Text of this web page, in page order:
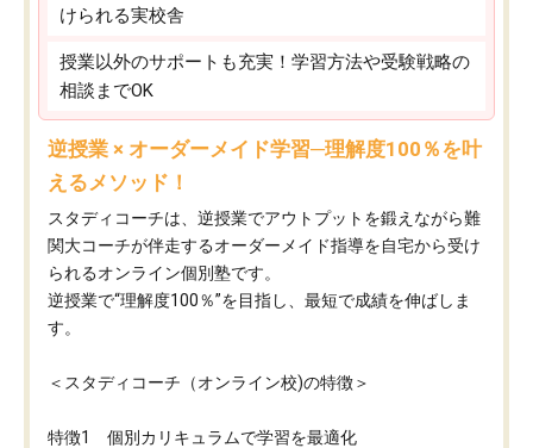
けられる実校舎
授業以外のサポートも充実！学習方法や受験戦略の
相談までOK
逆授業 × オーダーメイド学習─理解度100％を叶
えるメソッド！
スタディコーチは、逆授業でアウトプットを鍛えながら難
関大コーチが伴走するオーダーメイド指導を自宅から受け
られるオンライン個別塾です。
逆授業で“理解度100％”を目指し、最短で成績を伸ばしま
す。
＜スタディコーチ（オンライン校)の特徴＞
特徴1 個別カリキュラムで学習を最適化